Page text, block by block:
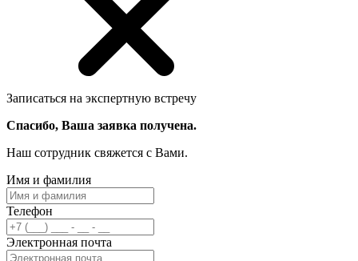
Записаться на экспертную встречу
Спасибо, Ваша заявка получена.
Наш сотрудник свяжется с Вами.
Имя и фамилия
Телефон
Электронная почта